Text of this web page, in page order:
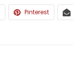
Pinterest